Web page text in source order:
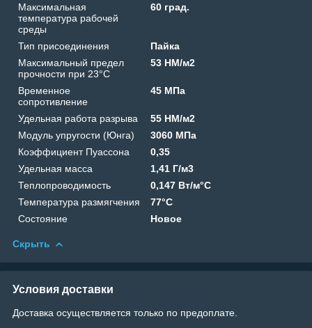
Максимальная
температура рабочей
среды
60 град.
Тип присоединения
Пайка
Максимальный предел
прочности при 23°C
53 HM/м2
Временное
сопротивление
45 МПа
Удельная работа разрыва
55 HM/м2
Модуль упругости (Юнга)
3060 МПа
Коэффициент Пуассона
0,35
Удельная масса
1,41 Г/м3
Теплопроводимость
0,147 Вт/м°C
Температура размягчения
77°C
Состояние
Новое
Скрыть
Условия доставки
Доставка осуществляется только по предоплате.